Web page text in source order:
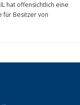
hat offensichtlich eine
für Besitzer von